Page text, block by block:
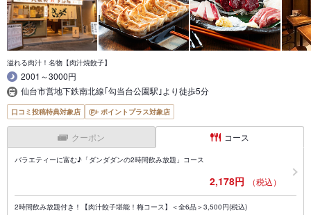
溢れる肉汁！名物【肉汁焼餃子】
2001～3000円
仙台市営地下鉄南北線｢勾当台公園駅｣より徒歩5分
口コミ投稿特典対象店 ポイントプラス対象店
クーポン コース
バラエティーに富む♪「ダンダダンの2時間飲み放題」コース
2,178円 （税込）
2時間飲み放題付き！【肉汁餃子堪能！梅コース】＜全6品＞3,500円(税込)